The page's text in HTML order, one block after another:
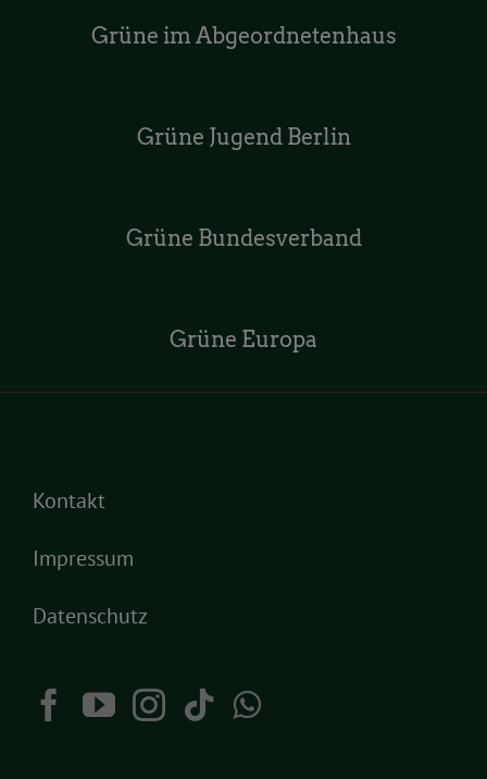
Grüne im Abgeordnetenhaus
Grüne Jugend Berlin
Grüne Bundesverband
Grüne Europa
Kontakt
Impressum
Datenschutz